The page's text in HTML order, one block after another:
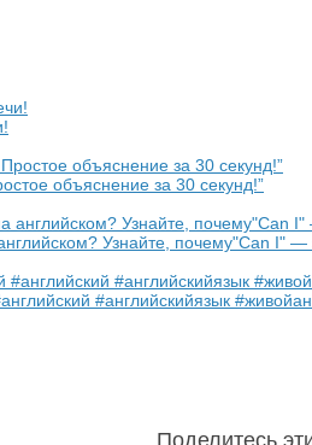
объяснение за 30 секунд!”
Узнайте, почему"Can I" —
#английскийязык
Поделитесь